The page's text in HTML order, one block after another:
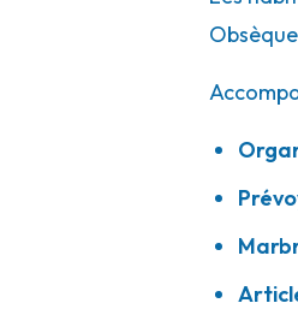
Pompes Funèbres
Pompes